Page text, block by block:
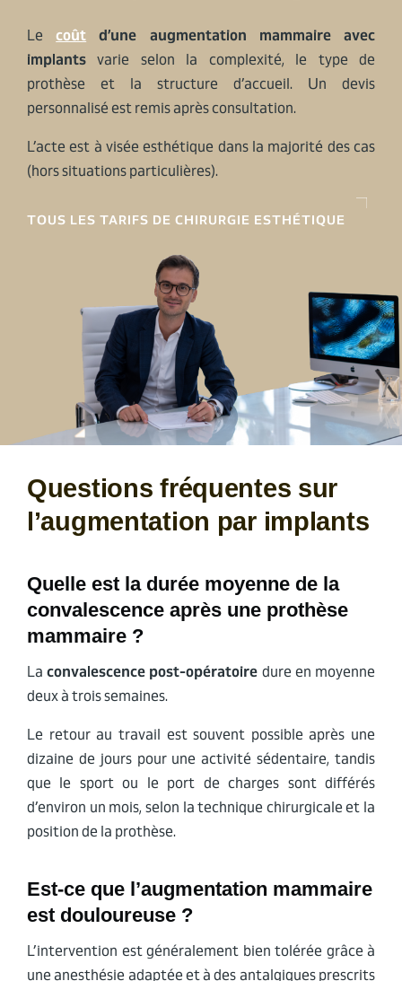
Lecoût d’une augmentation mammaire avec
implants varie selon la complexité, le type de
prothèse et la structure d’accueil. Un devis
personnalisé est remis après consultation.
L’acte est à visée esthétique dans la majorité des cas
(hors situations particulières).
TOUS LES TARIFS DE CHIRURGIE ESTHÉTIQUE
Questions fréquentes sur
l’augmentation par implants
Quelle est la durée moyenne de la
convalescence après une prothèse
mammaire ?
Laconvalescence post-opératoire dure en moyenne
deux à trois semaines.
Le retour au travail est souvent possible après une
dizaine de jours pour une activité sédentaire, tandis
que le sport ou le port de charges sont différés
d’environ un mois, selon la technique chirurgicale et la
position de la prothèse.
Est-ce que l’augmentation mammaire
est douloureuse ?
L’intervention est généralement bien tolérée grâce à
une anesthésie adaptée et à des antalgiques prescrits